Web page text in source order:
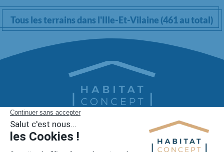
Tous les terrains dans l'Ille-Et-Vilaine (461 au total)
1er constructeur régional de maisons individuelles dans la moitié